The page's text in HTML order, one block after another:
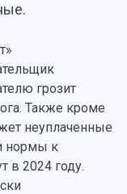
грозит
Также кроме
неуплаченные
нормы к
в 2024 году.